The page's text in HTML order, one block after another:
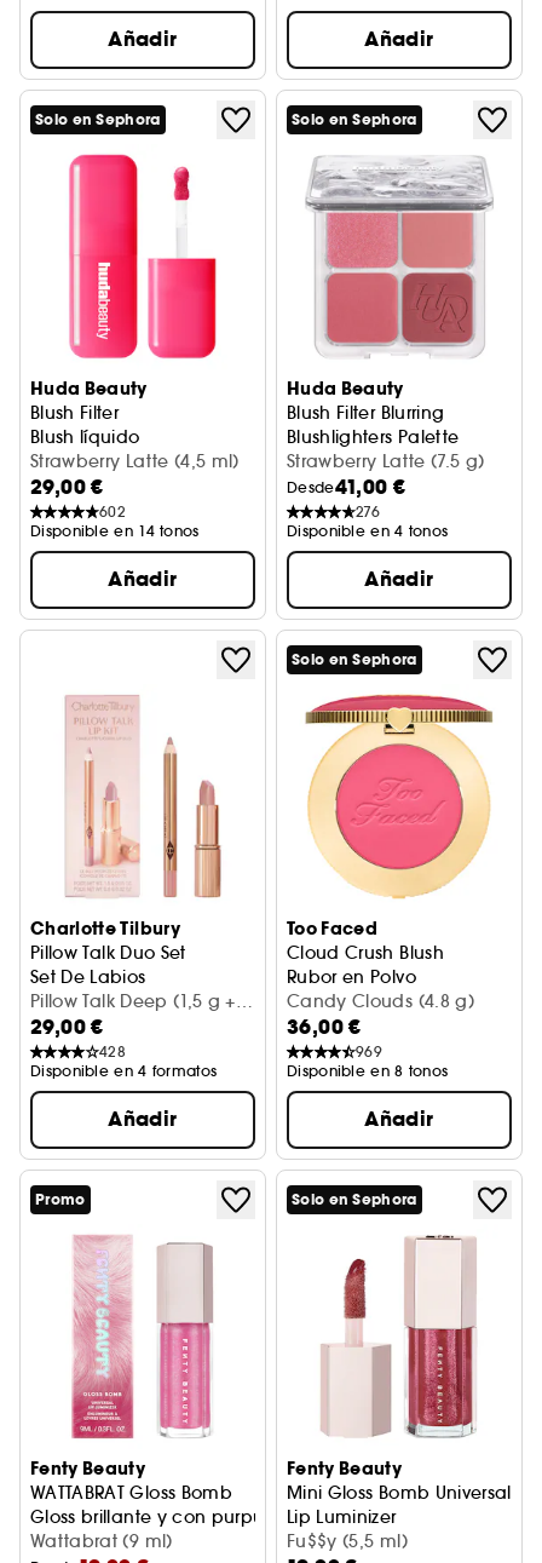
Añadir Añadir
Solo en Sephora
Huda Beauty
Blush Filter
Blush líquido
Strawberry Latte (4,5 ml)
29,00 €
602
Disponible en 14 tonos
Añadir
Solo en Sephora
Huda Beauty
Blush Filter Blurring
Blushlighters Palette
Paleta colorete + iluminador
Strawberry Latte (7.5 g)
Desde41,00 €
276
Disponible en 4 tonos
Añadir
Charlotte Tilbury
Pillow Talk Duo Set
Set De Labios
Pillow Talk Deep (1,5 g +
0,8 g)
29,00 €
428
Disponible en 4 formatos
Añadir
Solo en Sephora
Too Faced
Cloud Crush Blush
Rubor en Polvo
Candy Clouds (4.8 g)
36,00 €
969
Disponible en 8 tonos
Añadir
Promo
Fenty Beauty
WATTABRAT Gloss Bomb
Gloss brillante y con purpurina
Wattabrat (9 ml)
Solo en Sephora
Fenty Beauty
Mini Gloss Bomb Universal
Lip Luminizer
Gloss de labios con
Fu$$y (5,5 ml)